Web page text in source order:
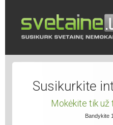
Susikurkite
Mokėkite tik už
Bandykite